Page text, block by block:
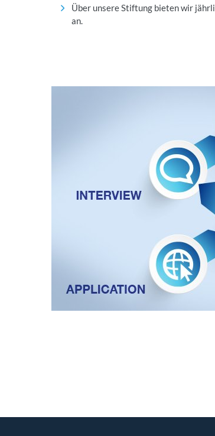
Über unsere Stiftung bieten wir
an.